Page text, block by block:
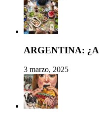
ARGENTINA:
3 marzo, 2025